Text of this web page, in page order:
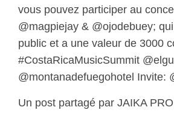
vous pouvez participer au
@magpiejay & @ojodebuey;
public et a une valeur de 3000
#CostaRicaMusicSummit
@montanadefuegohotel Invite:
Un post partagé par JAIKA